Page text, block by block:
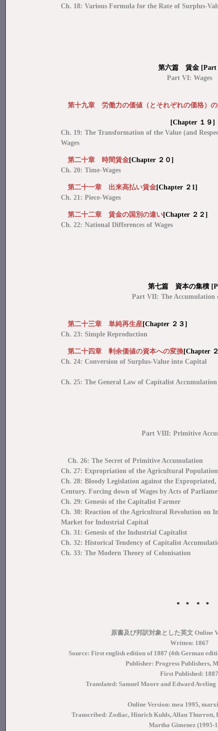
Ch. 18: Various Formula for the Rate of Surplus-
第六篇 賃金 [Part
Part VI: Wages
第十九章 労働力の価値（とそれぞれの価格）
[Chapter １９]
Ch. 19: The Transformation of the Value (and
Wages
第二十章 時間賃金[Chapter ２０]
Ch. 20: Time-Wages
第二十一章 出来高払い賃金[Chapter ２1]
Ch. 21: Piece-Wages
第二十二章 賃金の国別の違い[Chapter ２２]
Ch. 22: National Differences of Wages
第七篇 資本の集積
Part VII: The Accumulation
第二十三章 単純再生産[Chapter ２３]
Ch. 23: Simple Reproduction
第二十四章 剰余価値の資本への変換[Chapter
Ch. 24: Conversion of Surplus-Value into Capital
Ch. 25: The General Law of Capitalist Accumulation
Part VIII: Primitive
Ch. 26: The Secret of Primitive Accumulation
Ch. 27: Expropriation of the Agricultural
Ch. 28: Bloody Legislation against the
Century. Forcing down of Wages by Acts of
Ch. 29: Genesis of the Capitalist Farmer
Ch. 30: Reaction of the Agricultural Revolution on
Market for Industrial Capital
Ch. 31: Genesis of the Industrial Capitalist
Ch. 32: Historical Tendency of Capitalist
Ch. 33: The Modern Theory of Colonisation
* * * *
原書及び邦訳対象とした英文 Online
Written: 1867
Source: First english edition of 1887 (4th German
Publisher: Progress Publishers,
First Published: 1887
Translated: Samuel Moore and Edward
Online Version: mea 1995,
Transcribed: Zodiac, Hinrich Kuhls, Allan Thurrott,
Martha Gimenez (1995-